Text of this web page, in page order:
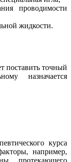
проводимости
жидкости.
поставить точный
назначается
курса
например,
протекающего